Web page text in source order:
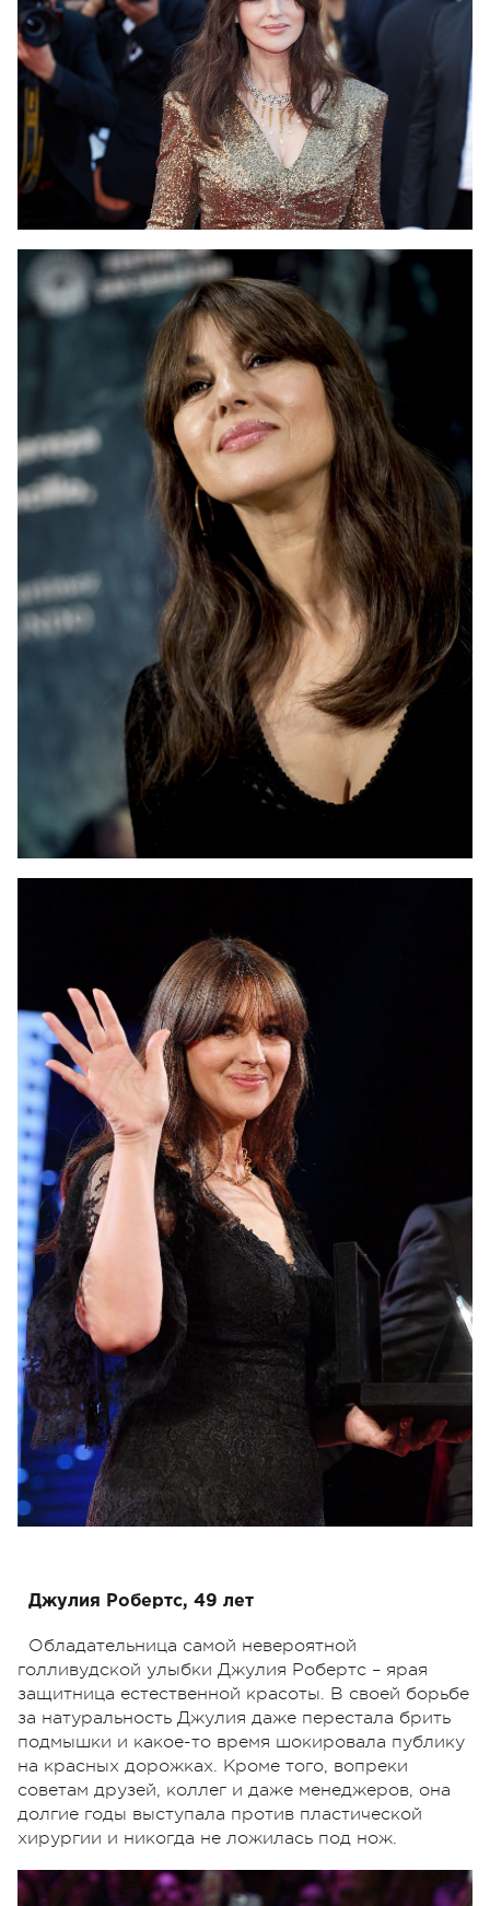
Джулия Робертс, 49 лет
Обладательница самой невероятной
голливудской улыбки Джулия Робертс – ярая
защитница естественной красоты. В своей борьбе
за натуральность Джулия даже перестала брить
подмышки и какое-то время шокировала публику
на красных дорожках. Кроме того, вопреки
советам друзей, коллег и даже менеджеров, она
долгие годы выступала против пластической
хирургии и никогда не ложилась под нож.